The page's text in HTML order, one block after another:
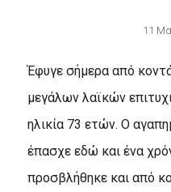
11
Έφυγε σήμερα από
μεγάλων λαϊκών
ηλικία 73 ετών. Ο
έπασχε εδώ και ένα
προσβλήθηκε και από